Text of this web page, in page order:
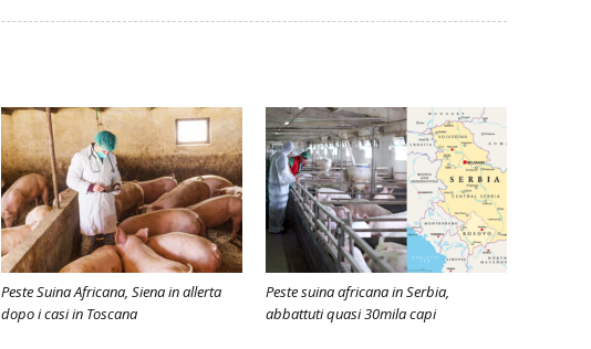
Peste Suina Africana, Siena in allerta
dopo i casi in Toscana
Peste suina africana in Serbia,
abbattuti quasi 30mila capi